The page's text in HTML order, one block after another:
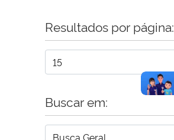
Resultados por página:
Buscar em: